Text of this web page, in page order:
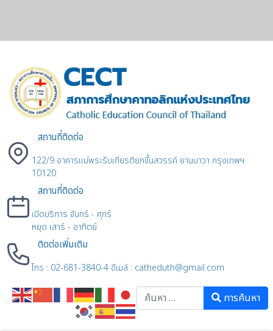
สถานที่ติดต่อ
122/9 อาคารแม่พระรับเกียรติยกขึ้นสวรรค์ ยานนาวา กรุงเทพฯ
10120
สถานที่ติดต่อ
เปิดบริการ จันทร์ - ศุกร์
หยุด เสาร์ - อาทิตย์
ติดต่อเพิ่มเติม
โทร : 02-681-3840-4 อีเมล์ : catheduth@gmail.com
Searchการค้นหา